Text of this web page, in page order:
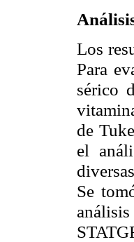
Los
Para
sérico
de
el
Se